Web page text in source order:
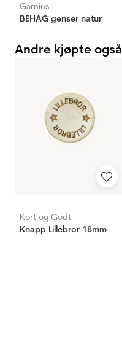
Garnius
BEHAG genser natur
Andre kjøpte også
Kort og Godt
Knapp Lillebror 18mm